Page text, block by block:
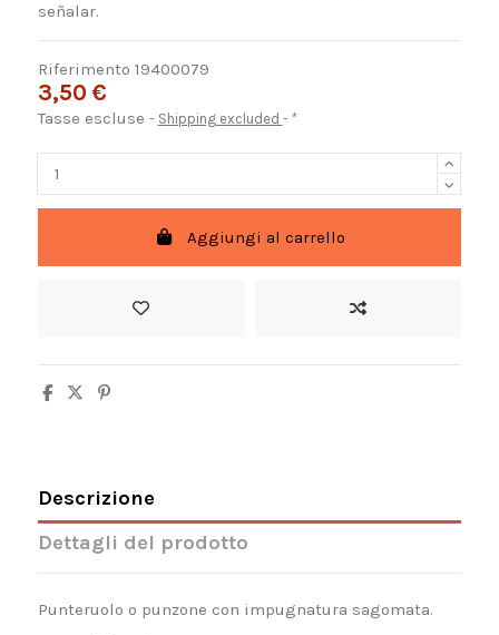
señalar.
Riferimento 19400079
3,50 €
Tasse escluse Shipping excluded *
Aggiungi al carrello
Descrizione
Dettagli del prodotto
Punteruolo o punzone con impugnatura sagomata.